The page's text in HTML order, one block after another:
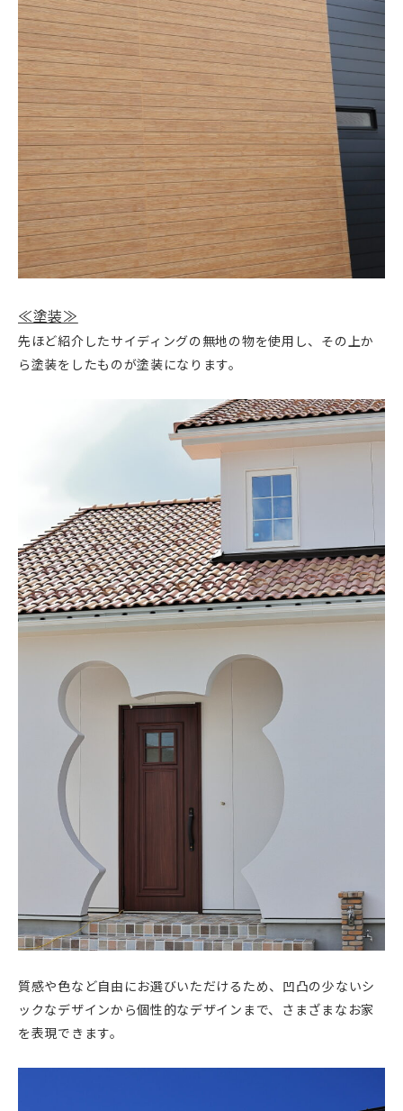
≪塗装≫
先ほど紹介したサイディングの無地の物を使用し、その上か
ら塗装をしたものが塗装になります。
質感や色など自由にお選びいただけるため、凹凸の少ないシ
ックなデザインから個性的なデザインまで、さまざまなお家
を表現できます。